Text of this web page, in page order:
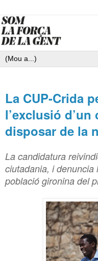
La CUP-Crida
l’exclusió
disposar de la
La candidatura
ciutadania, i denuncia
població gironina del